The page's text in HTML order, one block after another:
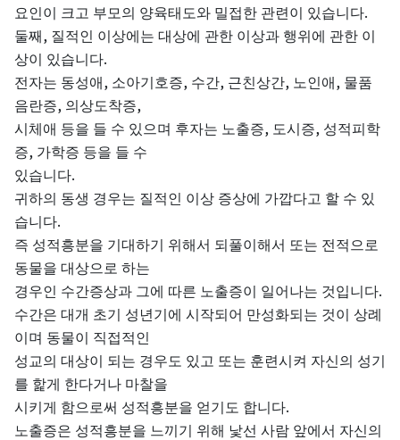
요인이
크고 부모의 양육태도와 밀접한 관련이 있습니다.
둘째 , 질적인 이상에는 대상에 관한 이상과 행위에 관한 이
상이
있습니다.
전자는 동성애 , 소아기호증, 수간, 근친상간, 노인애 , 물품
음란증, 의상도착증,
시체애 등을 들 수 있으며 후자는 노출증, 도시증, 성적피학
증, 가학증 등을 들 수
있습니다.
귀하의 동생 경우는 질적인 이상 증상에 가깝다고 할 수 있
습니다.
즉 성적흥분을 기대하기 위해서 되풀이해서 또는 전적으로
동물을 대상으로 하는
경우인 수간증상과 그에 따른 노출증이 일어나는 것입니다.
수간은 대개 초기 성년기에 시작되어 만성화되는 것이
상례
이며 동물이
직접적인
성교의 대상이 되는 경우도 있고 또는 훈련시켜 자신의 성기
를 핥게 한다거나 마찰을
시키게 함으로써 성적흥분을 얻기도 합니다.
노출증은 성적흥분을 느끼기 위해 낯선 사람 앞에서 자신의